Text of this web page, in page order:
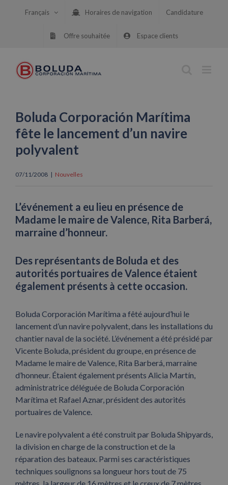
Français Horaires de navigation Candidature
Offre souhaitée Espace clients
Boluda Corporación Marítima
fête le lancement d’un navire
polyvalent
07/11/2008 | Nouvelles
L’événement a eu lieu en présence de
Madame le maire de Valence, Rita Barberá,
marraine d’honneur.
Des représentants de Boluda et des
autorités portuaires de Valence étaient
également présents à cette occasion.
Boluda Corporación Marítima a fêté aujourd’hui le
lancement d’un navire polyvalent, dans les installations du
chantier naval de la société. L’événement a été présidé par
Vicente Boluda, président du groupe, en présence de
Madame le maire de Valence, Rita Barberá, marraine
d’honneur. Étaient également présents Alicia Martín,
administratrice déléguée de Boluda Corporación
Marítima et Rafael Aznar, président des autorités
portuaires de Valence.
Le navire polyvalent a été construit par Boluda Shipyards,
la division en charge de la construction et de la
réparation des bateaux. Parmi ses caractéristiques
techniques soulignons sa longueur hors tout de 75